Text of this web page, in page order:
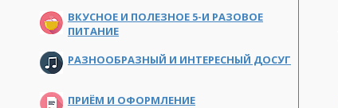
ВКУСНОЕ И ПОЛЕЗНОЕ 5-И РАЗОВОЕ
ПИТАНИЕ
РАЗНООБРАЗНЫЙ И ИНТЕРЕСНЫЙ ДОСУГ
ПРИЁМ И ОФОРМЛЕНИЕ